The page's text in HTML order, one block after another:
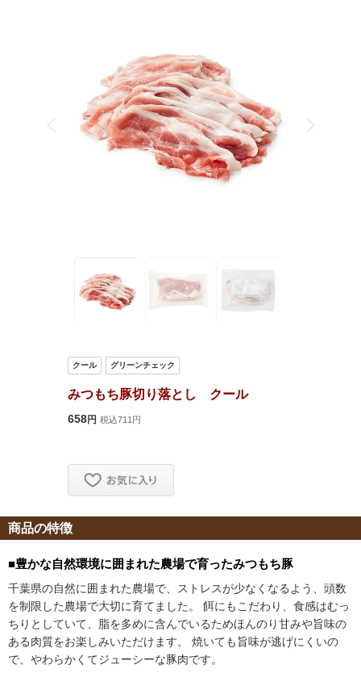
商品の特徴
■豊かな自然環境に囲まれた農場で育ったみつもち豚
千葉県の自然に囲まれた農場で、ストレスが少なくなるよう、頭数
を制限した農場で大切に育てました。 餌にもこだわり、食感はむっ
ちりとしていて、脂を多めに含んでいるためほんのり甘みや旨味の
ある肉質をお楽しみいただけます。 焼いても旨味が逃げにくいの
で、やわらかくてジューシーな豚肉です。